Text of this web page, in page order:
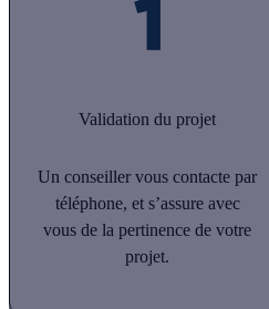
Validation du projet
Un conseiller vous contacte par
téléphone, et s’assure avec
vous de la pertinence de votre
projet.